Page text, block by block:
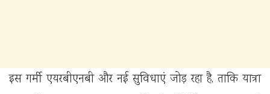
इस गर्मी एयरबीएनबी और नई सुविधाएं जोड़ रहा है, ताकि यात्रा